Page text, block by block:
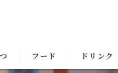
フード ドリンク